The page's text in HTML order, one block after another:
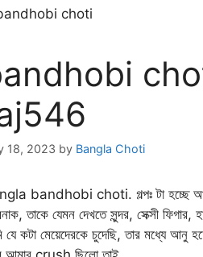
choti
18, 2023 by Bangla Choti
bandhobi choti. গল্পঃ টা হচ্ছে
তাকে যেমন দেখতে সুন্দর, সেক্সী
যে কটা মেয়েদেরকে চুদেছি, তার মধ্যে আনু